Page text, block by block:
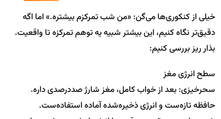
خیلی از کنکوری‌ها می‌گن: «من شب تمرکزم بیشتره.» اما اگه
دقیق‌تر نگاه کنیم، این بیشتر شبیه یه توهم تمرکزه تا واقعیت.
بذار ریز بررسی کنیم:
سطح انرژی مغز
سحرخیزی: بعد از خواب کامل، مغز شارژ صددرصدی داره.
حافظه تازه‌ست و انرژی ذخیره‌شده آماده استفاده‌ست.